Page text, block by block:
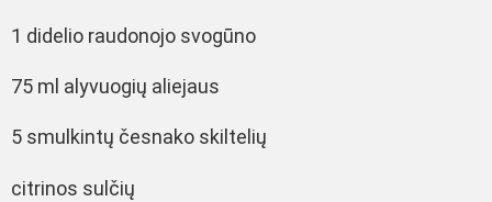
1 didelio raudonojo svogūno
75 ml alyvuogių aliejaus
5 smulkintų česnako skiltelių
citrinos sulčių